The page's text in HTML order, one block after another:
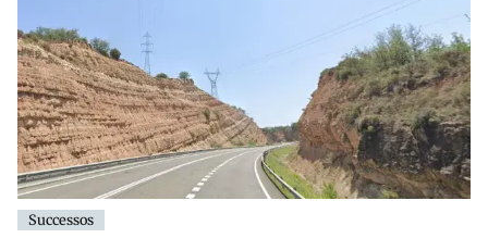
Successos